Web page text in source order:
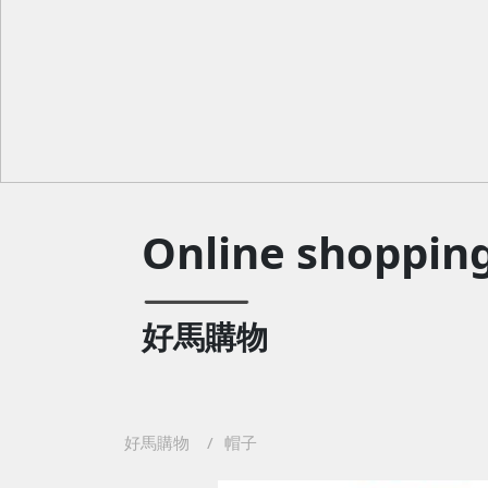
Online
好馬購物
好馬購物 帽子